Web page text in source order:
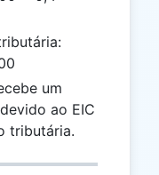
um
ao EIC
tributária.